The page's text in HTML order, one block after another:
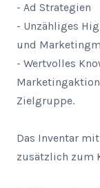
- Ad Strategien
- Unzähliges
und
- Wertvolles
Zielgruppe.
Das Inventar
zusätzlich zum